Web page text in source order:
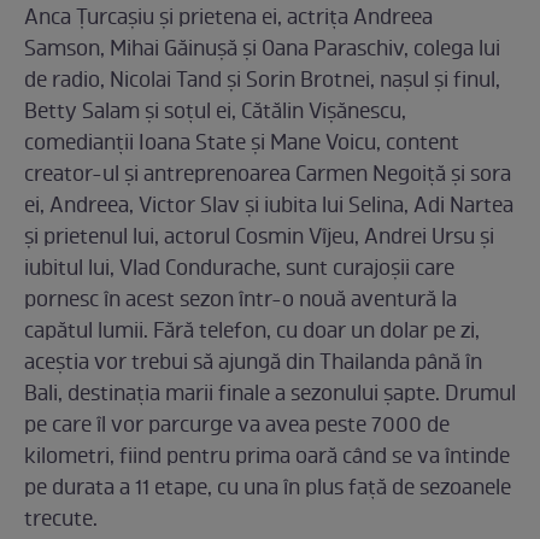
Anca Țurcașiu și prietena ei, actrița Andreea
Samson, Mihai Găinușă și Oana Paraschiv, colega lui
de radio, Nicolai Tand și Sorin Brotnei, nașul și finul,
Betty Salam și soțul ei, Cătălin Vişănescu,
comedianții Ioana State și Mane Voicu, content
creator-ul şi antreprenoarea Carmen Negoiță și sora
ei, Andreea, Victor Slav și iubita lui Selina, Adi Nartea
și prietenul lui, actorul Cosmin Vîjeu, Andrei Ursu și
iubitul lui, Vlad Condurache, sunt curajoșii care
pornesc în acest sezon într-o nouă aventură la
capătul lumii. Fără telefon, cu doar un dolar pe zi,
aceștia vor trebui să ajungă din Thailanda până în
Bali, destinația marii finale a sezonului șapte. Drumul
pe care îl vor parcurge va avea peste 7000 de
kilometri, fiind pentru prima oară când se va întinde
pe durata a 11 etape, cu una în plus față de sezoanele
trecute.